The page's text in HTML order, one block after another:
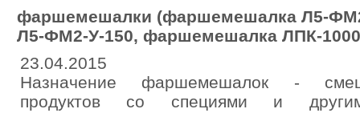
фаршемешалки (фаршемешалка Л5-
Л5-ФМ2-У-150, фаршемешалка ЛПК-
23.04.2015
Назначение фаршемешалок -
продуктов со специями и